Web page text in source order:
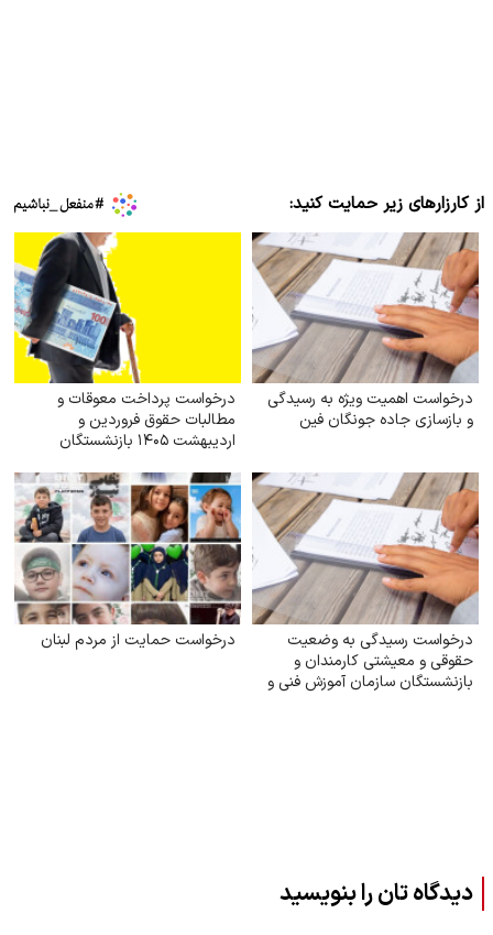
از کارزارهای زیر حمایت کنید:
درخواست اهمیت ویژه به رسیدگی
و بازسازی جاده جونگان فین
درخواست پرداخت معوقات و
مطالبات حقوق فروردین و
اردیبهشت ۱۴۰۵ بازنشستگان
درخواست رسیدگی به وضعیت
حقوقی و معیشتی کارمندان و
بازنشستگان سازمان آموزش فنی و
درخواست حمایت از مردم لبنان
دیدگاه تان را بنویسید